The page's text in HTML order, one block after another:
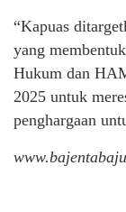
“Kapuas
yang
Hukum dan
2025 untuk
penghargaan